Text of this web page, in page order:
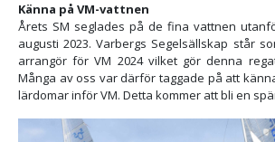
Känna på VM-vattnen
Årets SM seglades på de fina vattnen
augusti 2023. Varbergs Segelsällskap står
arrangör för VM 2024 vilket gör denna
Många av oss var därför taggade på att
lärdomar inför VM. Detta kommer att bli en